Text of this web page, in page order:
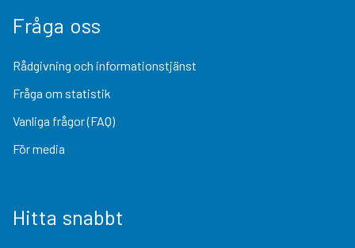
Fråga oss
Rådgivning och informationstjänst
Fråga om statistik
Vanliga frågor (FAQ)
För media
Hitta snabbt